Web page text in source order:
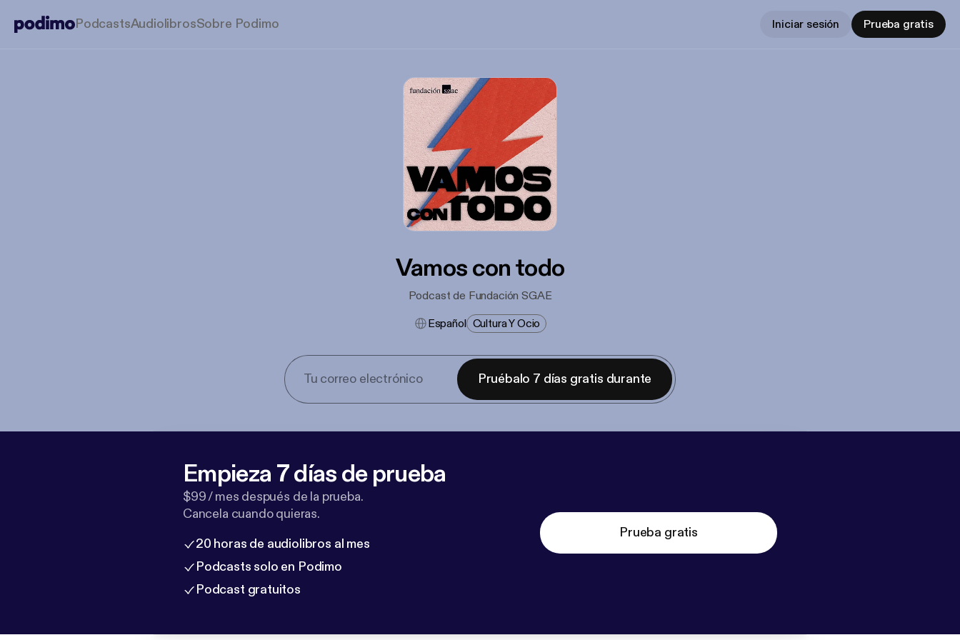
PodcastsAudiolibrosSobre Podimo Iniciar sesión Prueba gratis
Vamos con todo
Podcast de Fundación SGAE
Español Cultura Y Ocio
Pruébalo 7 días gratis durante
Empieza 7 días de prueba
$99 / mes después de la prueba.
Cancela cuando quieras.
20 horas de audiolibros al mes
Podcasts solo en Podimo
Podcast gratuitos
Prueba gratis